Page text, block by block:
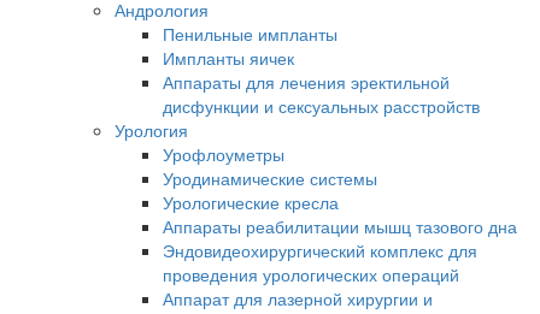
Андрология
Пенильные импланты
Импланты яичек
Аппараты для лечения эректильной
дисфункции и сексуальных расстройств
Урология
Урофлоуметры
Уродинамические системы
Урологические кресла
Аппараты реабилитации мышц тазового дна
Эндовидеохирургический комплекс для
проведения урологических операций
Аппарат для лазерной хирургии и